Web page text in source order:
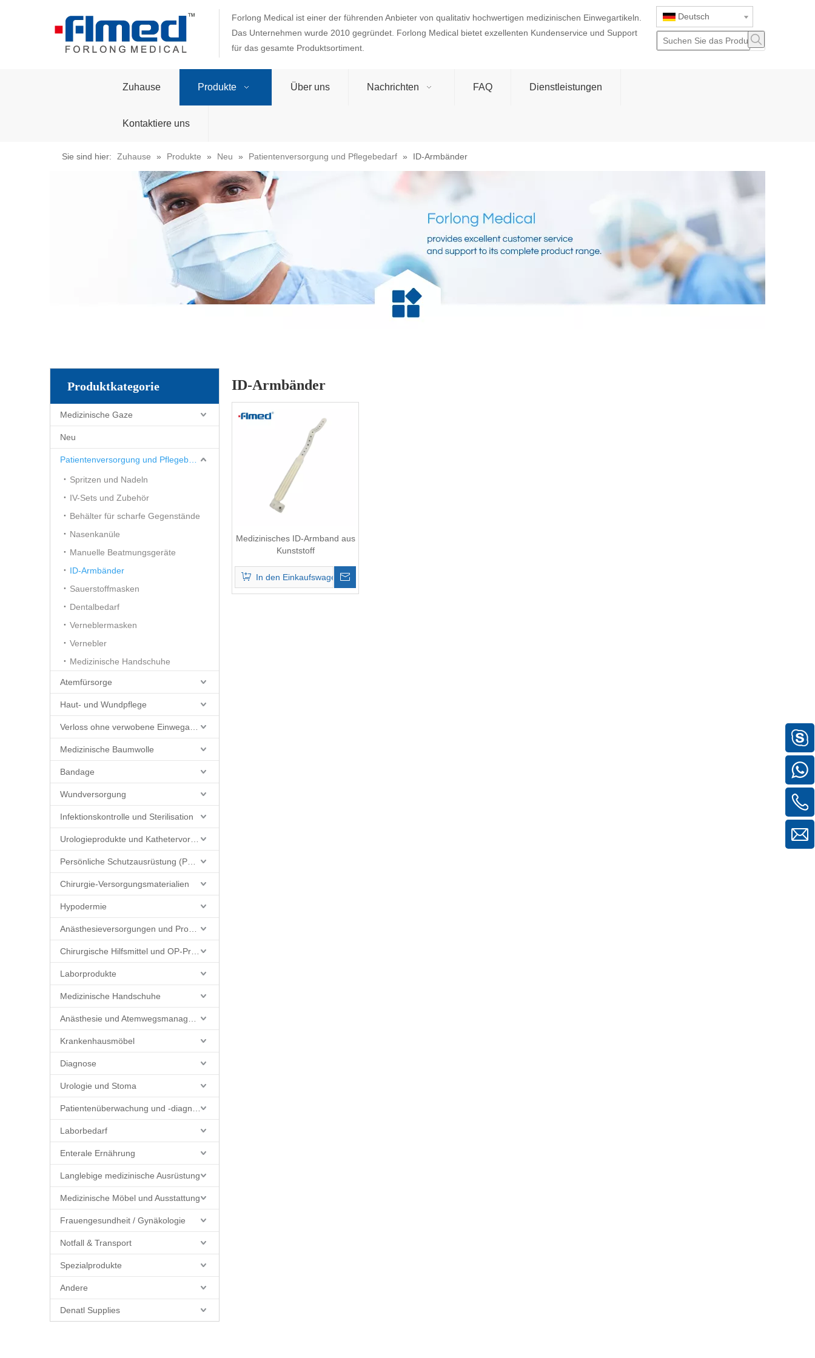
Forlong Medical ist einer der führenden Anbieter von qualitativ hochwertigen medizinischen Einwegartikeln.
Das Unternehmen wurde 2010 gegründet. Forlong Medical bietet exzellenten Kundenservice und Support
für das gesamte Produktsortiment.
Deutsch
Zuhause Produkte Über uns Nachrichten FAQ Dienstleistungen
Kontaktiere uns
Sie sind hier: Zuhause » Produkte » Neu » Patientenversorgung und Pflegebedarf » ID-Armbänder
Produktkategorie
Medizinische Gaze
Neu
Spritzen und Nadeln
IV-Sets und Zubehör
Behälter für scharfe Gegenstände
Nasenkanüle
Manuelle Beatmungsgeräte
ID-Armbänder
Sauerstoffmasken
Dentalbedarf
Verneblermasken
Vernebler
Medizinische Handschuhe
Atemfürsorge
Haut- und Wundpflege
Medizinische Baumwolle
Bandage
Wundversorgung
Infektionskontrolle und Sterilisation
Chirurgie-Versorgungsmaterialien
Hypodermie
Laborprodukte
Medizinische Handschuhe
Krankenhausmöbel
Diagnose
Urologie und Stoma
Laborbedarf
Enterale Ernährung
Langlebige medizinische Ausrüstung
Medizinische Möbel und Ausstattung
Frauengesundheit / Gynäkologie
Notfall & Transport
Spezialprodukte
Andere
Denatl Supplies
ID-Armbänder
Medizinisches ID-Armband aus
Kunststoff
In den Einkaufswagen